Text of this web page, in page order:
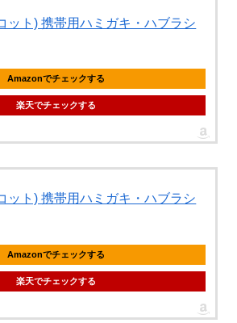
ット) 携帯用ハミガキ・ハブラシ
Amazonでチェックする
楽天でチェックする
ット) 携帯用ハミガキ・ハブラシ
Amazonでチェックする
楽天でチェックする